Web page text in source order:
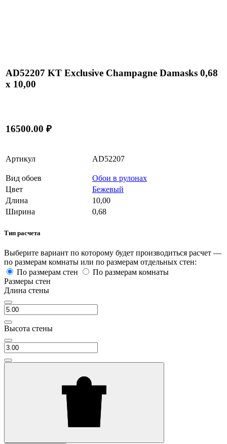
AD52207 KT Exclusive Champagne Damasks 0,68
x 10,00
16500.00 ₽
Артикул AD52207
Вид обоев
Обои в рулонах
Цвет
Бежевый
Длина
10,00
Ширина
0,68
Тип расчета
Выберите вариант по которому будет производиться расчет —
по размерам комнаты или по размерам отдельных стен:
По размерам стен
По размерам комнаты
Размеры стен
Длина стены
Высота стены